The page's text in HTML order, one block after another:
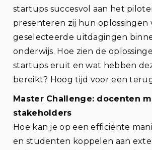
startups succesvol aan het
presenteren zij hun oplossingen
geselecteerde uitdagingen
onderwijs. Hoe zien de
startups eruit en wat hebben
bereikt? Hoog tijd voor een
Master Challenge: docenten
stakeholders
Hoe kan je op een efficiënte
en studenten koppelen aan